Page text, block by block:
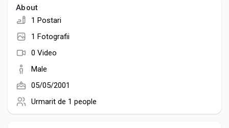
Popular Posts
Discover Posts
Developers
About
1 Postari
1 Fotografii
0 Video
Male
05/05/2001
Urmarit de 1 people